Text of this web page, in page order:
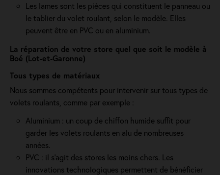
Les lames sont les pièces qui constituent le panneau ou
le tablier du volet roulant, selon le modèle. Elles
peuvent être en PVC ou en aluminium.
La réparation de votre store quel que soit le modèle à
Boé (Lot-et-Garonne)
Tous types de matériaux
Nous sommes compétents pour intervenir sur tous types de
volets roulants, comme par exemple :
Aluminium : un coup de chiffon humide suffit pour
garder les volets roulants en alu de nombreuses
années.
PVC : il s'agit des stores les moins chers. Les
innovations technologiques permettent de bénéficier